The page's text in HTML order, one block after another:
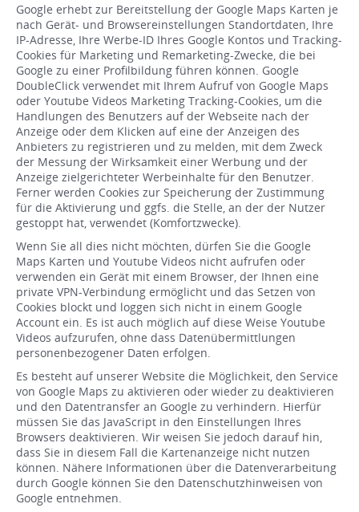
Google erhebt zur Bereitstellung der Google Maps Karten je
nach Gerät- und Browsereinstellungen Standortdaten, Ihre
IP-Adresse, Ihre Werbe-ID Ihres Google Kontos und Tracking-
Cookies für Marketing und Remarketing-Zwecke, die bei
Google zu einer Profilbildung führen können. Google
DoubleClick verwendet mit Ihrem Aufruf von Google Maps
oder Youtube Videos Marketing Tracking-Cookies, um die
Handlungen des Benutzers auf der Webseite nach der
Anzeige oder dem Klicken auf eine der Anzeigen des
Anbieters zu registrieren und zu melden, mit dem Zweck
der Messung der Wirksamkeit einer Werbung und der
Anzeige zielgerichteter Werbeinhalte für den Benutzer.
Ferner werden Cookies zur Speicherung der Zustimmung
für die Aktivierung und ggfs. die Stelle, an der der Nutzer
gestoppt hat, verwendet (Komfortzwecke).
Wenn Sie all dies nicht möchten, dürfen Sie die Google
Maps Karten und Youtube Videos nicht aufrufen oder
verwenden ein Gerät mit einem Browser, der Ihnen eine
private VPN-Verbindung ermöglicht und das Setzen von
Cookies blockt und loggen sich nicht in einem Google
Account ein. Es ist auch möglich auf diese Weise Youtube
Videos aufzurufen, ohne dass Datenübermittlungen
personenbezogener Daten erfolgen.
Es besteht auf unserer Website die Möglichkeit, den Service
von Google Maps zu aktivieren oder wieder zu deaktivieren
und den Datentransfer an Google zu verhindern. Hierfür
müssen Sie das JavaScript in den Einstellungen Ihres
Browsers deaktivieren. Wir weisen Sie jedoch darauf hin,
dass Sie in diesem Fall die Kartenanzeige nicht nutzen
können. Nähere Informationen über die Datenverarbeitung
durch Google können Sie den Datenschutzhinweisen von
Google entnehmen.